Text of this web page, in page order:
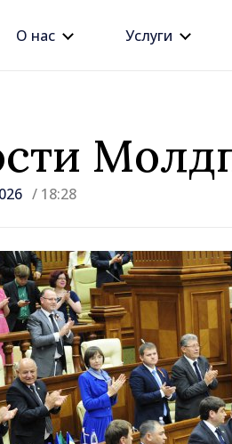
О нас Услуги
/ 18:28
/ 7 часов
Джозеф
Сенатом США в
будущего посла в
Молдова